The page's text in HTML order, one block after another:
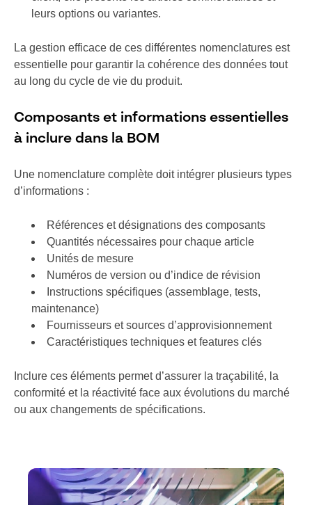
leurs options ou variantes.
La gestion efficace de ces différentes nomenclatures est
essentielle pour garantir la cohérence des données tout
au long du cycle de vie du produit.
Composants et informations essentielles
à inclure dans la BOM
Une nomenclature complète doit intégrer plusieurs types
d’informations :
Références et désignations des composants
Quantités nécessaires pour chaque article
Unités de mesure
Numéros de version ou d’indice de révision
Instructions spécifiques (assemblage, tests,
maintenance)
Fournisseurs et sources d’approvisionnement
Caractéristiques techniques et features clés
Inclure ces éléments permet d’assurer la traçabilité, la
conformité et la réactivité face aux évolutions du marché
ou aux changements de spécifications.